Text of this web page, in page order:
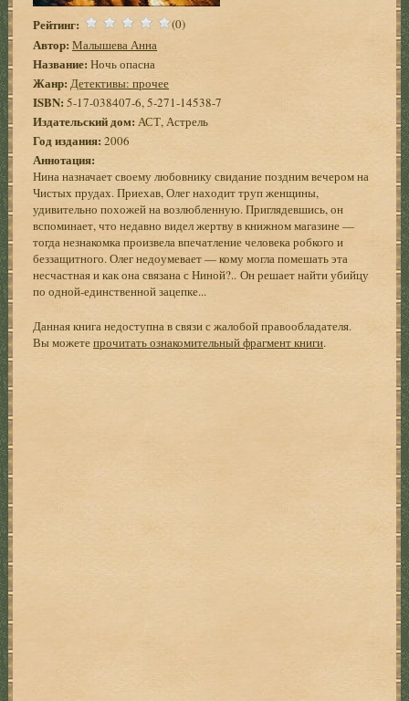
Рейтинг: (0)
Автор: Малышева Анна
Название: Ночь опасна
Жанр: Детективы: прочее
ISBN: 5-17-038407-6, 5-271-14538-7
Издательский дом:АСТ, Астрель
Год издания: 2006
Аннотация:
Нина назначает своему любовнику свидание поздним вечером на
Чистых прудах. Приехав, Олег находит труп женщины,
удивительно похожей на возлюбленную. Приглядевшись, он
вспоминает, что недавно видел жертву в книжном магазине —
тогда незнакомка произвела впечатление человека робкого и
беззащитного. Олег недоумевает — кому могла помешать эта
несчастная и как она связана с Ниной?.. Он решает найти убийцу
по одной-единственной зацепке...
Данная книга недоступна в связи с жалобой правообладателя.
Вы можетепрочитать ознакомительный фрагмент книги.